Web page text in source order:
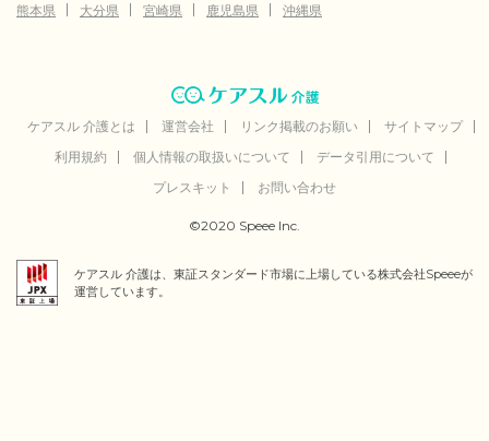
熊本県
大分県 宮崎県 鹿児島県 沖縄県
ケアスル 介護とは 運営会社 リンク掲載のお願い
サイトマップ
利用規約
個人情報の取扱いについて
データ引用について
プレスキット
お問い合わせ
©2020 Speee Inc.
ケアスル 介護は、東証スタンダード市場に上場している株式会社Speeeが
運営しています。